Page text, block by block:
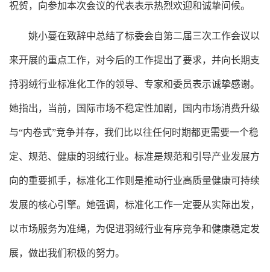
祝贺，向参加本次会议的代表表示热烈欢迎和诚挚问候。
姚小蔓在致辞中总结了标委会自第二届三次工作会议以
来开展的重点工作，对今后的工作提出了要求，并向长期支
持羽绒行业标准化工作的领导、专家和委员表示诚挚感谢。
她指出，当前，国际市场不稳定性加剧，国内市场消费升级
与“内卷式”竞争并存，我们比以往任何时期都更需要一个稳
定、规范、健康的羽绒行业。标准是规范和引导产业发展方
向的重要抓手，标准化工作则是推动行业高质量健康可持续
发展的核心引擎。她强调，标准化工作一定要从实际出发，
以市场服务为准绳，为促进羽绒行业有序竞争和健康稳定发
展，做出我们积极的努力。